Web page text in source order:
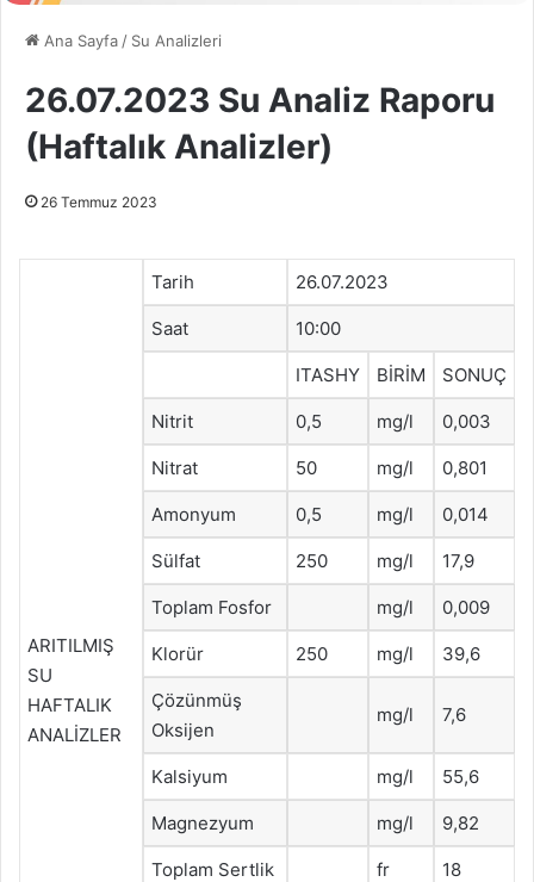
Ana Sayfa / Su Analizleri
26.07.2023 Su Analiz Raporu
(Haftalık Analizler)
26 Temmuz 2023
ARITILMIŞ
SU
HAFTALIK
ANALİZLER
Tarih 26.07.2023
Saat 10:00
ITASHY BİRİM SONUÇ
Nitrit 0,5 mg/l 0,003
Nitrat 50 mg/l 0,801
Amonyum 0,5 mg/l 0,014
Sülfat 250 mg/l 17,9
Toplam Fosfor mg/l 0,009
Klorür 250 mg/l 39,6
Çözünmüş
Oksijen
mg/l 7,6
Kalsiyum mg/l 55,6
Magnezyum mg/l 9,82
Toplam Sertlik fr 18